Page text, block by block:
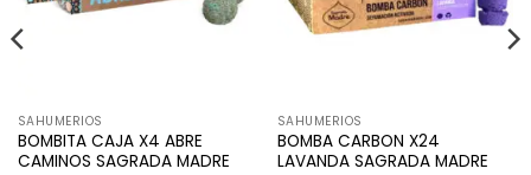
SAHUMERIOS
BOMBITA CAJA X4 ABRE
CAMINOS SAGRADA MADRE
SAHUMERIOS
BOMBA CARBON X24
LAVANDA SAGRADA MADRE